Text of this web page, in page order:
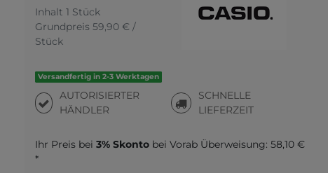
Inhalt 1 Stück
Grundpreis 59,90 € /
Stück
Versandfertig in 2-3 Werktagen
AUTORISIERTER
HÄNDLER
SCHNELLE
LIEFERZEIT
Ihr Preis bei 3% Skonto bei Vorab Überweisung: 58,10 €
*